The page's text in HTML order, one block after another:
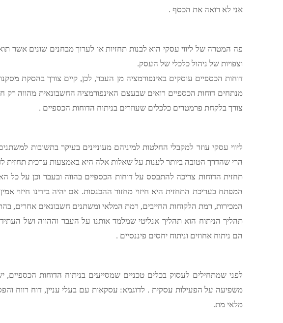
אני לא רואה את הכסף .
פה המטרה של ליווי עסקי הוא לבנות תחזיות או לערוך מבחנים שונים אשר
וצפויות של ניהול כלכלי של העסק.
דוחות הכספיים עוסקים באינפורמציה מן העבר, לכן, קיים צורך בהסקת
מנתחים דוחות הכספיים רואים שבעצם האינפורמציה החשבונאית מהווה רק
צורך בלקחת פרמטרים כלכלים שעוזרים בניתוח הדוחות הכספיים .
ליווי עסקי עוזר למקבלי החלטות למיניהם מעוניינים בעיקר בתשובות
הרי שהדרך הטובה ביותר לענות על שאלות אלה היא באמצעות ערכית תחזית
תחזית הדוחות צריכה להתבסס על דוחות הכספיים בהווה ובעבר וכן על כל
המפתח בעריכת התחזית היא חיזוי מחזור ההכנסות. אם יהיה בידינו חיזוי
המכירות, רמת הלקוחות החייבים, רמת המלאי ומשתנים חשבונאים אחרים,
תהליך הניתוח הוא תהליך אנליטי שמלמד אותנו על העבר וההווה ושל
הם ניתוח אחוזים וניתוח יחסים פיננסיים .
לפני שמתחילים לעסוק בכלים טכניים שמסייעים בניתוח הדוחות
משפיעה על הפעילות עסקית . לדוגמא: עסקאות עם בעלי עניין, דוח רווח
מלאי מת.